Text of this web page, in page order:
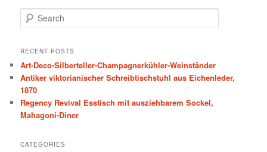
e
r
h
RECENT POSTS
Art-Deco-Silberteller-Champagnerkühler-Weinständer
Antiker viktorianischer Schreibtischstuhl aus Eichenleder,
1870
Regency Revival Esstisch mit ausziehbarem Sockel,
Mahagoni-Diner
CATEGORIES